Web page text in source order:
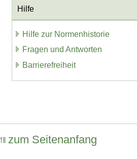
Hilfe
Hilfe zur Normenhistorie
Fragen und Antworten
Barrierefreiheit
zum Seitenanfang